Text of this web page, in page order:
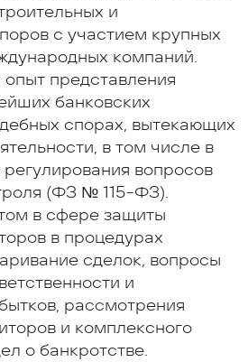
и
с участием крупных
компаний.
представления
банковских
спорах, вытекающих
в том числе в
вопросов
(ФЗ № 115-ФЗ).
в сфере защиты
в процедурах
сделок, вопросы
и
рассмотрения
и комплексного
о банкротстве.